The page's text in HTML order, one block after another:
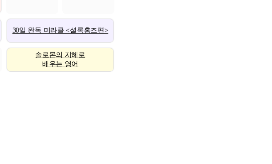
30일 완독 미라클 <셜록홈즈편>
솔로몬의 지혜로
배우는 영어